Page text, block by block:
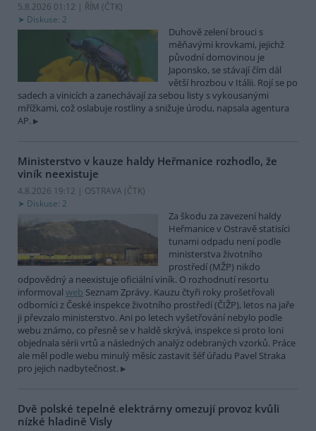
5.8.2026 01:12 | ŘÍM (ČTK)
Diskuse: 2
Duhově zelení brouci s
měňavými krovkami, jejichž
původní domovinou je
Japonsko, se stávají čím dál
větší hrozbou v Itálii. Rojí se po
sadech a vinicích a zanechávají za sebou listy s vykousanými
mřížkami, což oslabuje rostliny a snižuje úrodu, napsala agentura
AP.
Ministerstvo v kauze haldy Heřmanice rozhodlo, že
viník neexistuje
4.8.2026 19:12 | OSTRAVA (ČTK)
Diskuse: 2
Za škodu za zavezení haldy
Heřmanice v Ostravě statisíci
tunami odpadu není podle
ministerstva životního
prostředí (MŽP) nikdo
odpovědný a neexistuje oficiální viník. O rozhodnutí resortu
informoval web Seznam Zprávy. Kauzu čtyři roky prošetřovali
odborníci z České inspekce životního prostředí (ČIŽP), letos na jaře
ji převzalo ministerstvo. Ani po letech vyšetřování nebylo podle
webu známo, co přesně se v haldě skrývá, inspekce si proto loni
objednala sérii vrtů a následných analýz odebraných vzorků. Práce
ale měl podle webu minulý měsíc zastavit šéf úřadu Pavel Straka
pro jejich nadbytečnost.
Dvě polské tepelné elektrárny omezují provoz kvůli
nízké hladině Visly